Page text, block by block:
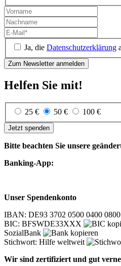
Ja, die Datenschutzerklärung
Helfen Sie mit!
25 € 50 € 100 €
Jetzt spenden
Bitte beachten Sie unsere
Banking-App:
Unser Spendenkonto
IBAN: DE93 3702 0500 0400
BIC: BFSWDE33XXX
SozialBank
Stichwort: Hilfe weltweit
Wir sind zertifiziert und gut